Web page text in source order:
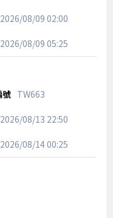
2026/08/09 02:00
2026/08/09 05:25
TW663
2026/08/13 22:50
2026/08/1400:25